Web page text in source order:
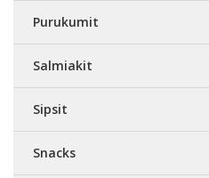
Purukumit
Salmiakit
Sipsit
Snacks